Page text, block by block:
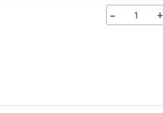
− +